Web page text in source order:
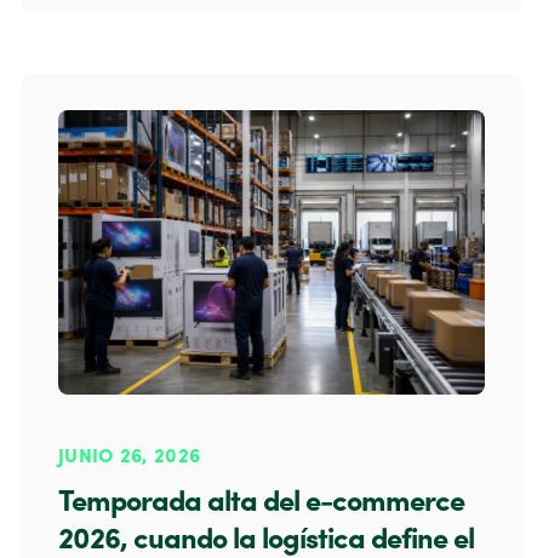
JUNIO 26, 2026
Temporada alta del e-commerce
2026, cuando la logística define el